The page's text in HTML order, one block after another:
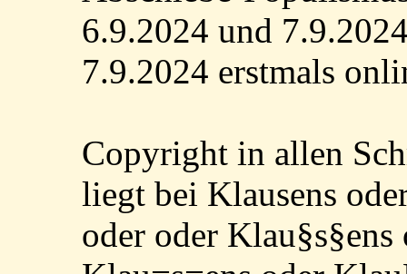
6.9.2024 und
7.9.2024 erstmals
Copyright in allen
liegt bei Klausens
oder oder